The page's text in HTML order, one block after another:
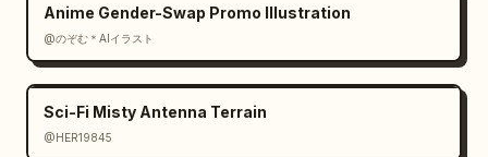
quente da esquerda, destaques brilhantes
suaves na folha de ouro, vinheta
suave","render_quality":"ultra detalhado,
camadas, sombras realistas, tinta brilhante,
acabamento de fotografia de produto em alta
Anime Gender-Swap Promo Illustration
@のぞむ＊AIイラスト
Sci-Fi Misty Antenna Terrain
@HER19845